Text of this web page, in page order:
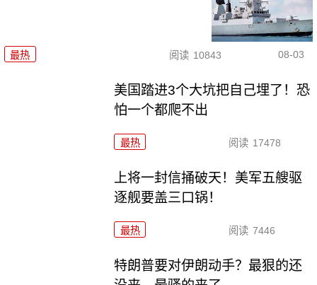
最热 阅读 10843 08-03
美国踏进3个大坑把自己埋了！恐
怕一个都爬不出
最热 阅读 17478
上将一封信捅破天！美军五艘驱
逐舰要盖三口锅！
最热 阅读 7446
特朗普要对伊朗动手？最狠的还